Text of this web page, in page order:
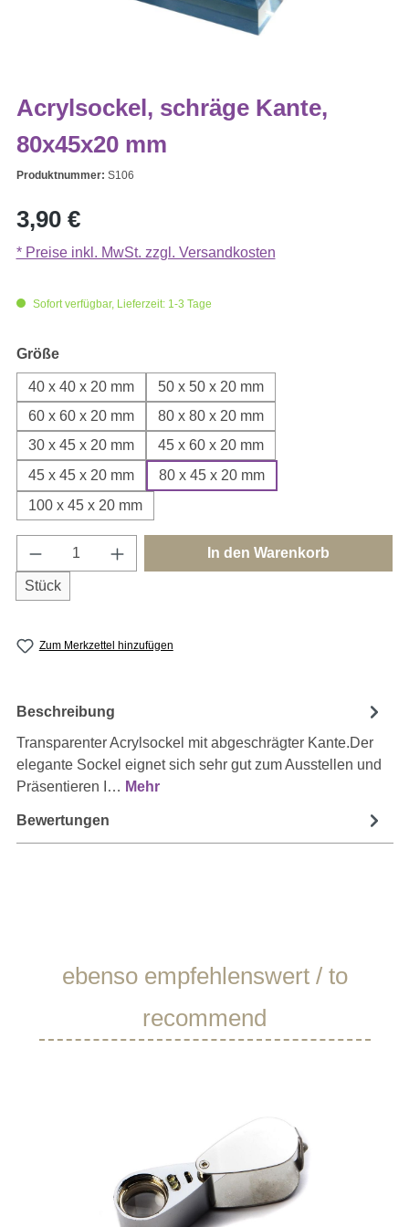
Acrylsockel, schräge Kante,
80x45x20 mm
Produktnummer: S106
Regulärer Preis:
3,90 €
* Preise inkl. MwSt. zzgl. Versandkosten
Sofort verfügbar, Lieferzeit: 1-3 Tage
Größeauswählen
40 x 40 x 20 mm
50 x 50 x 20 mm
60 x 60 x 20 mm
80 x 80 x 20 mm
30 x 45 x 20 mm
45 x 60 x 20 mm
45 x 45 x 20 mm
80 x 45 x 20 mm
100 x 45 x 20 mm
Produkt Anzahl: Gib den gewünschten
Stück
In den Warenkorb
Zum Merkzettel hinzufügen
Beschreibung
Transparenter Acrylsockel mit abgeschrägter Kante.Der
elegante Sockel eignet sich sehr gut zum Ausstellen und
Präsentieren I… Mehr
Bewertungen
Produktgalerie überspringen
ebenso empfehlenswert / to
recommend